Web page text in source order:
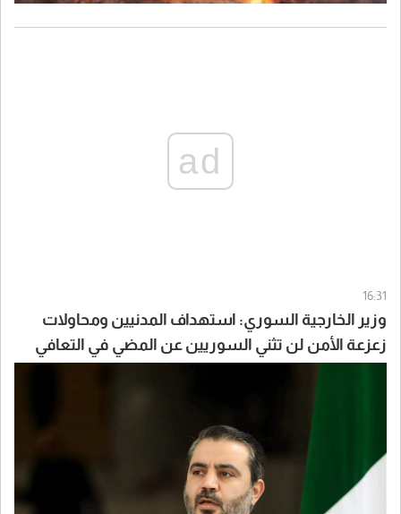
ad
16:31
وزير الخارجية السوري: استهداف المدنيين ومحاولات
زعزعة الأمن لن تثني السوريين عن المضي في التعافي